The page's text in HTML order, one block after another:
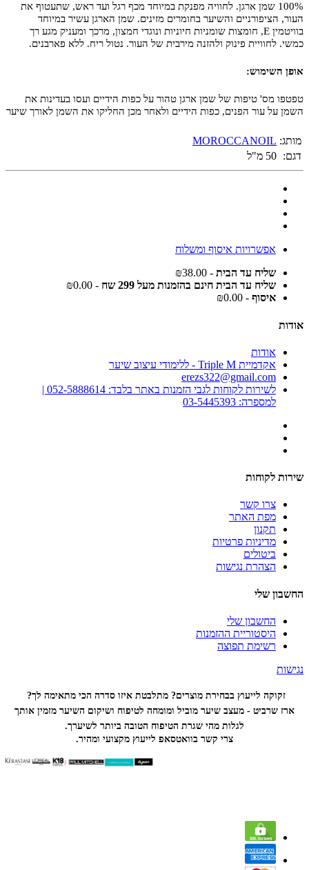
100% שמן ארגן. לחוויה מפנקת במיוחד מכף רגל ועד ראש, שתעטוף את
העור, הציפורניים והשיער בחומרים מזינים. שמן הארגן עשיר במיוחד
בוויטמין E, חומצות שומניות חיוניות ונוגדי חמצון, מרכך ומעניק מגע רך
כמשי. לחוויית פינוק ולהזנה מירבית של העור. נטול ריח. ללא פארבנים.
אופן השימוש:
טפטפו מס' טיפות של שמן ארגן טהור על כפות הידיים ועסו בעדינות את
השמן על עור הפנים, כפות הידיים ולאחר מכן החליקו את השמן לאורך שיער
מותג: MOROCCANOIL
דגם: 50 מ"ל
אפשרויות איסוף ומשלוח
שליח עד הבית - ₪38.00
שליח עד הבית חינם בהזמנות מעל 299 שח
- ₪0.00
איסוף - ₪0.00
אודות
אודות
אקדמיית Triple M - ללימודי עיצוב שיער
erezs322@gmail.com
לשירות לקוחות לגבי הזמנות באתר בלבד: 052-5888614 |
למספרה: 03-5445393
שירות לקוחות
צרו קשר
מפת האתר
תקנון
מדיניות פרטיות
ביטולים
הצהרת נגישות
החשבון שלי
החשבון שלי
היסטוריית ההזמנות
רשימת תפוצה
נגישות
זקוקה לייעוץ בבחירת מוצרים? מתלבטת איזו סדרה הכימתאימה לך?
ארז שרביט - מעצב שיער מוביל ומומחה לטיפוח ושיקום השיער מזמין אותך
לגלות מהי שגרת הטיפוח הטובה ביותר לשיערך.
צרי קשר בוואטסאפ לייעוץ מקצועי ומהיר.